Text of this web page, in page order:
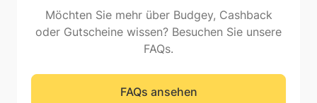
Möchten Sie mehr über Budgey, Cashback
oder Gutscheine wissen? Besuchen Sie unsere
FAQs.
FAQs ansehen